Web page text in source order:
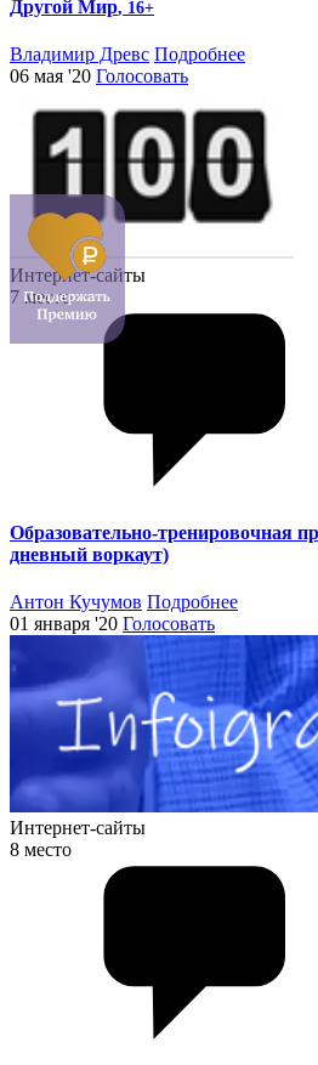
Другой Мир, 16+
Владимир Древс Подробнее
06 мая '20 Голосовать
Интернет-сайты
7 место
Образовательно-тренировочная
дневный воркаут)
Антон Кучумов Подробнее
01 января '20 Голосовать
Интернет-сайты
8 место